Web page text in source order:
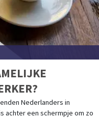
Nederlanders in
achter een schermpje om zo